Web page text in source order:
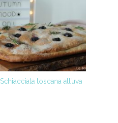
Schiacciata toscana all’uva